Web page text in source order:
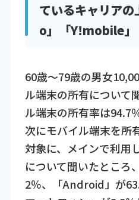
ているキャリア
o」「Y!mobile」
60歳～79歳の男女
ル端末の所有について
ル端末の所有率は94.7
次にモバイル端末を所
対象に、メインで利用
について聞いたところ
2％、「Android」が